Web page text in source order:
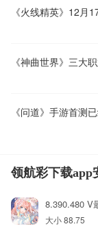
《火线精英》12月
《神曲世界》三大
领航彩下载app
8.390.480 V
大小 88.75